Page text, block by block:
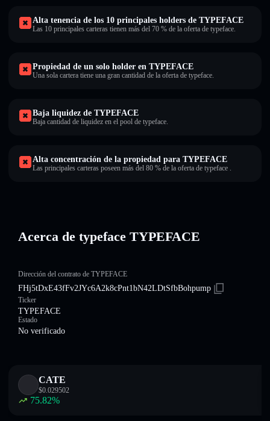
Alta tenencia de los 10 principales holders de TYPEFACE
Las 10 principales carteras tienen más del 70 % de la oferta de typeface.
Propiedad de un solo holder en TYPEFACE
Una sola cartera tiene una gran cantidad de la oferta de typeface.
Baja liquidez de TYPEFACE
Baja cantidad de liquidez en el pool de typeface.
Alta concentración de la propiedad para TYPEFACE
Las principales carteras poseen más del 80 % de la oferta de typeface .
Acerca de typeface TYPEFACE
Dirección del contrato de TYPEFACE
FHj5tDxE43fFv2JYc6A2k8cPnt1bN42LDtSfbBohpump
Ticker
TYPEFACE
Estado
No verificado
CATE
$0.029502
75.82%